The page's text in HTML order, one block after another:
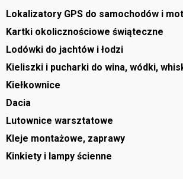
Lokalizatory GPS do samochodów i
Kartki okolicznościowe świąteczne
Lodówki do jachtów i łodzi
Kieliszki i pucharki do wina, wódki,
Kiełkownice
Dacia
Lutownice warsztatowe
Kleje montażowe, zaprawy
Kinkiety i lampy ścienne